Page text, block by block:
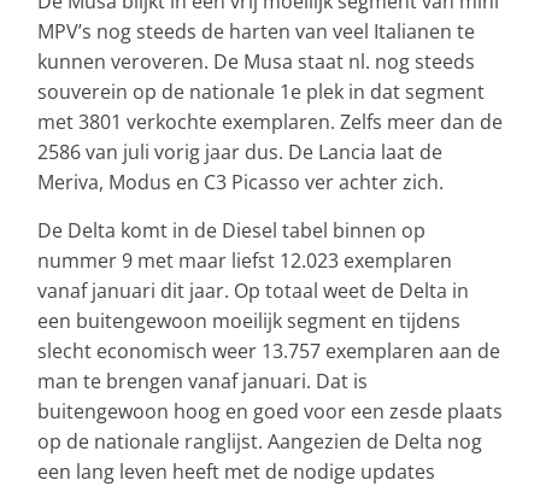
MPV’s nog steeds de harten van veel Italianen te
kunnen veroveren. De Musa staat nl. nog steeds
souverein op de nationale 1e plek in dat segment
met 3801 verkochte exemplaren. Zelfs meer dan de
2586 van juli vorig jaar dus. De Lancia laat de
Meriva, Modus en C3 Picasso ver achter zich.
De Delta komt in de Diesel tabel binnen op
nummer 9 met maar liefst 12.023 exemplaren
vanaf januari dit jaar. Op totaal weet de Delta in
een buitengewoon moeilijk segment en tijdens
slecht economisch weer 13.757 exemplaren aan de
man te brengen vanaf januari. Dat is
buitengewoon hoog en goed voor een zesde plaats
op de nationale ranglijst. Aangezien de Delta nog
een lang leven heeft met de nodige updates